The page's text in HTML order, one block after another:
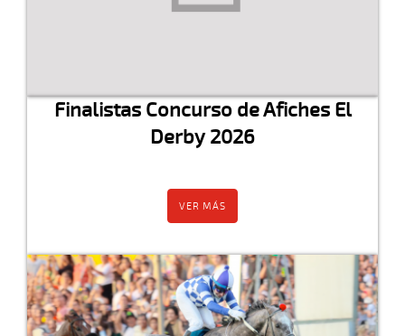
Finalistas Concurso de Afiches El
Derby 2026
VER MÁS